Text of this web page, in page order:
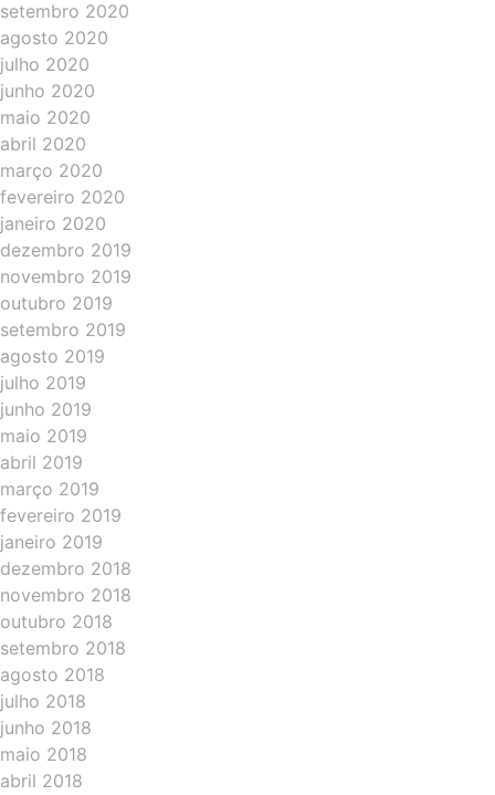
setembro 2020
agosto 2020
julho 2020
junho 2020
maio 2020
abril 2020
março 2020
fevereiro 2020
janeiro 2020
dezembro 2019
novembro 2019
outubro 2019
setembro 2019
agosto 2019
julho 2019
junho 2019
maio 2019
abril 2019
março 2019
fevereiro 2019
janeiro 2019
dezembro 2018
novembro 2018
outubro 2018
setembro 2018
agosto 2018
julho 2018
junho 2018
maio 2018
abril 2018